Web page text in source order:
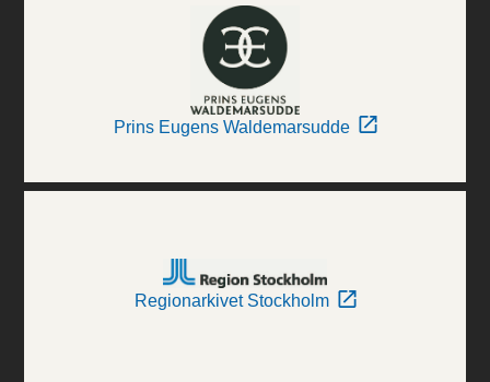
Prins Eugens Waldemarsudde
Regionarkivet Stockholm